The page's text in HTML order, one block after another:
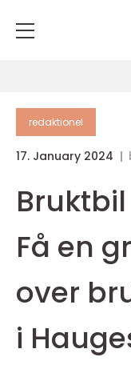
redaktionel
17. January 2024
Få en
over
i